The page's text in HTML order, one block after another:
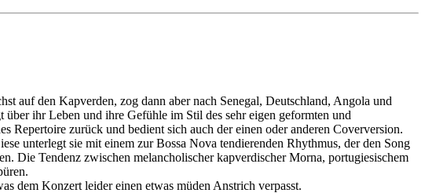
auf den Kapverden, zog dann aber nach Senegal, Deutschland, Angola und
ihr Leben und ihre Gefühle im Stil des sehr eigen geformten und
zurück und bedient sich auch der einen oder anderen Coverversion.
unterlegt sie mit einem zur Bossa Nova tendierenden Rhythmus, der den Song
Die Tendenz zwischen melancholischer kapverdischer Morna, portugiesischem
dem Konzert leider einen etwas müden Anstrich verpasst.